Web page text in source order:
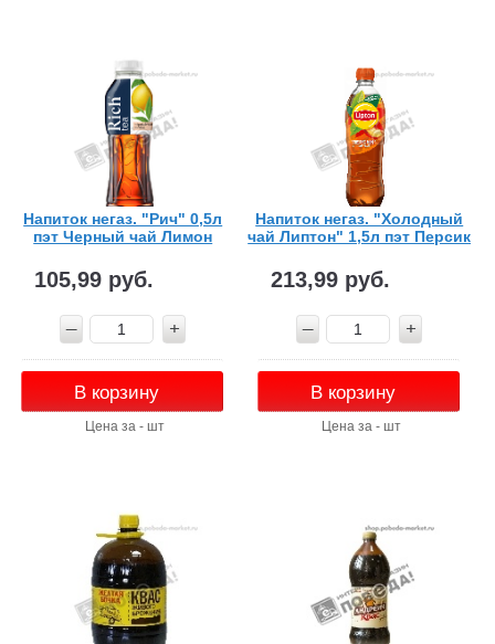
Напиток негаз. "Рич" 0,5л
пэт Черный чай Лимон
105,99 руб.
В корзину
Цена за - шт
Напиток негаз. "Холодный
чай Липтон" 1,5л пэт Персик
213,99 руб.
В корзину
Цена за - шт